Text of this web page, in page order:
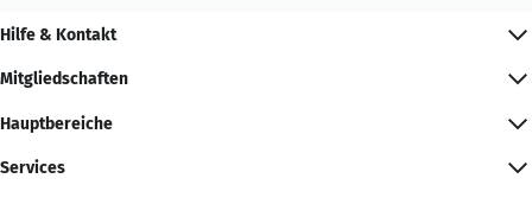
Hilfe & Kontakt
Mitgliedschaften
Hauptbereiche
Services